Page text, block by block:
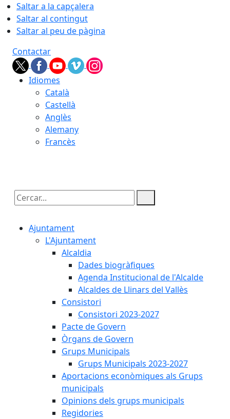
Saltar a la capçalera
Saltar al contingut
Saltar al peu de pàgina
Contactar
Idiomes
Català
Castellà
Anglès
Alemany
Francès
Cercar:
Ajuntament
L'Ajuntament
Alcaldia
Dades biogràfiques
Agenda Institucional de l'Alcalde
Alcaldes de Llinars del Vallès
Consistori
Consistori 2023-2027
Pacte de Govern
Òrgans de Govern
Grups Municipals
Grups Municipals 2023-2027
Aportacions econòmiques als Grups
municipals
Opinions dels grups municipals
Regidories